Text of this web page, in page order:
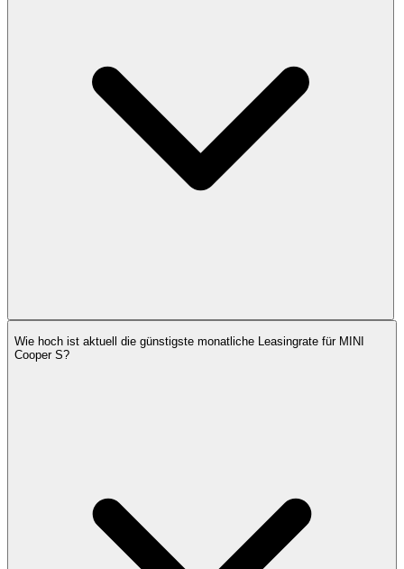
Wie hoch ist aktuell die günstigste monatliche Leasingrate für MINI
Cooper S?